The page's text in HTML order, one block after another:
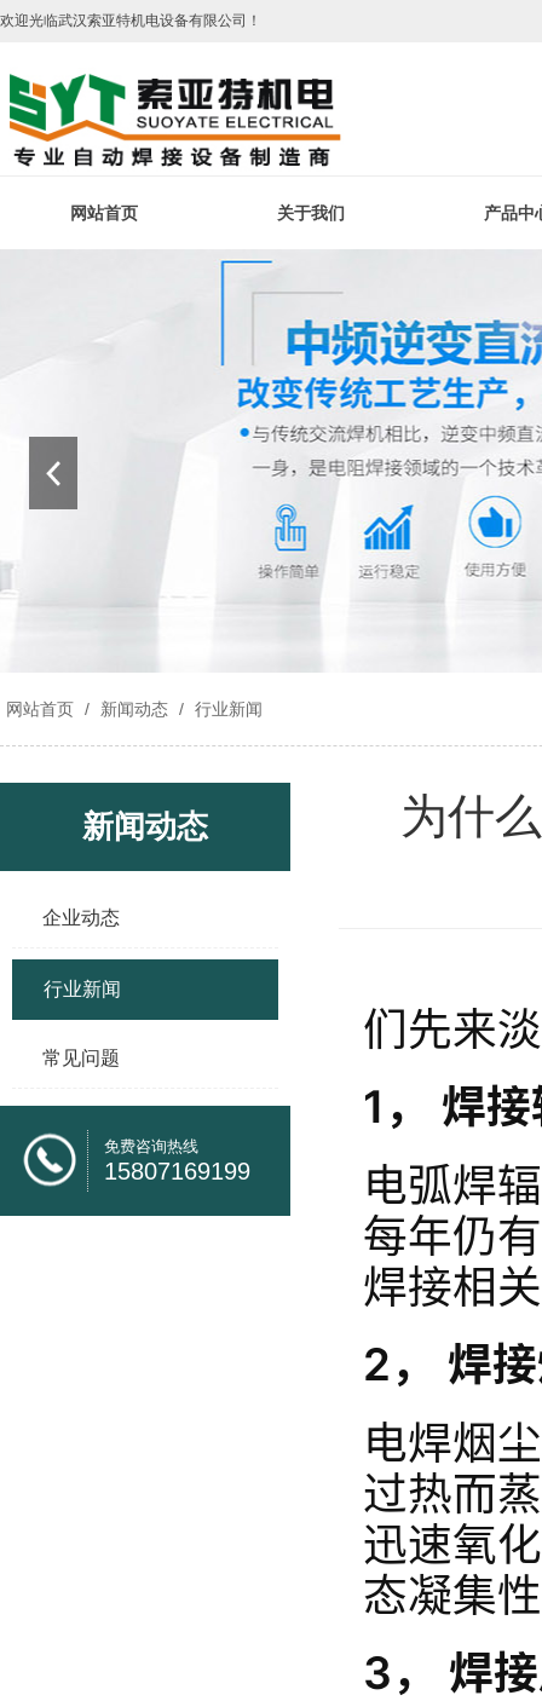
欢迎光临武汉索亚特机电设备有限公司！
网站首页 关于我们 产品中
网站首页 / 新闻动态 / 行业新闻
新闻动态
企业动态
行业新闻
常见问题
免费咨询热线
15807169199
为什
们先来
1，
焊
电弧焊
每年仍
焊接相
2，
焊
电焊烟
过热而
迅速氧
态凝集
3，
焊